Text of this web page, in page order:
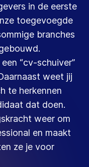
in de eerste
toegevoegde
branches
“cv-schuiver”
weet jij
te herkennen
dat doen.
weer om
en maakt
ze je voor